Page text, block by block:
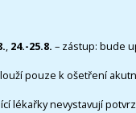
, 24.-25.8. – zástup: bude
pouze k ošetření
lékařky nevystavují